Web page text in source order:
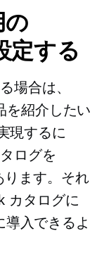
の
定する
場合は、
を紹介したい
現するに
ログを
ります。それ
カタログに
入できるよ